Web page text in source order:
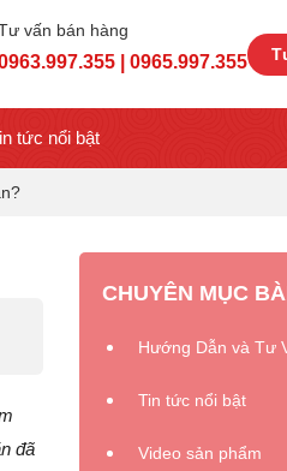
vấn bán hàng
| 0965.997.355
tức nổi bật
đã
CHUYÊN MỤC
Hướng Dẫn và Tư
Tin tức nổi bật
Video sản phẩm